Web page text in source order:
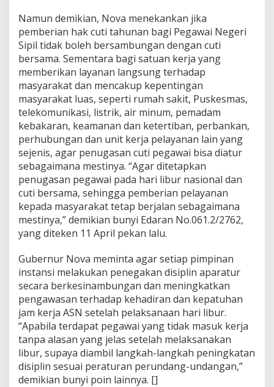
u
t
I
s
i
n
y
a
Namun demikian, Nova menekankan jika
pemberian hak cuti tahunan bagi Pegawai Negeri
Sipil tidak boleh bersambungan dengan cuti
bersama. Sementara bagi satuan kerja yang
memberikan layanan langsung terhadap
masyarakat dan mencakup kepentingan
masyarakat luas, seperti rumah sakit, Puskesmas,
telekomunikasi, listrik, air minum, pemadam
kebakaran, keamanan dan ketertiban, perbankan,
perhubungan dan unit kerja pelayanan lain yang
sejenis, agar penugasan cuti pegawai bisa diatur
sebagaimana mestinya. “Agar ditetapkan
penugasan pegawai pada hari libur nasional dan
cuti bersama, sehingga pemberian pelayanan
kepada masyarakat tetap berjalan sebagaimana
mestinya,” demikian bunyi Edaran No.061.2/2762,
yang diteken 11 April pekan lalu.
Gubernur Nova meminta agar setiap pimpinan
instansi melakukan penegakan disiplin aparatur
secara berkesinambungan dan meningkatkan
pengawasan terhadap kehadiran dan kepatuhan
jam kerja ASN setelah pelaksanaan hari libur.
“Apabila terdapat pegawai yang tidak masuk kerja
tanpa alasan yang jelas setelah melaksanakan
libur, supaya diambil langkah-langkah peningkatan
disiplin sesuai peraturan perundang-undangan,”
demikian bunyi poin lainnya. []